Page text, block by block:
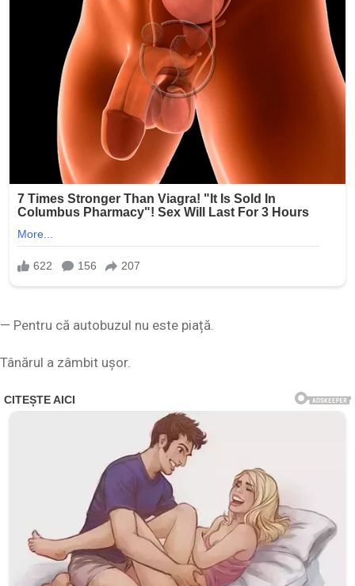
— Pentru că autobuzul nu este piață.
Tânărul a zâmbit ușor.